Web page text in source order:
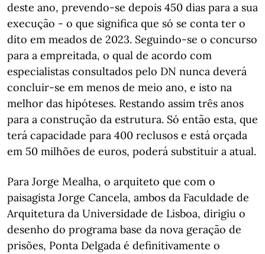
deste ano, prevendo-se depois 450 dias para a sua
execução - o que significa que só se conta ter o
dito em meados de 2023. Seguindo-se o concurso
para a empreitada, o qual de acordo com
especialistas consultados pelo DN nunca deverá
concluir-se em menos de meio ano, e isto na
melhor das hipóteses. Restando assim três anos
para a construção da estrutura. Só então esta, que
terá capacidade para 400 reclusos e está orçada
em 50 milhões de euros, poderá substituir a atual.
Para Jorge Mealha, o arquiteto que com o
paisagista Jorge Cancela, ambos da Faculdade de
Arquitetura da Universidade de Lisboa, dirigiu o
desenho do programa base da nova geração de
prisões, Ponta Delgada é definitivamente o